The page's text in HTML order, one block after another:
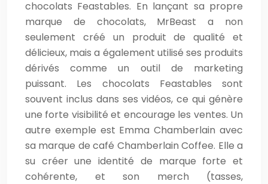
chocolats Feastables. En lançant sa propre
marque de chocolats, MrBeast a non
seulement créé un produit de qualité et
délicieux, mais a également utilisé ses produits
dérivés comme un outil de marketing
puissant. Les chocolats Feastables sont
souvent inclus dans ses vidéos, ce qui génère
une forte visibilité et encourage les ventes. Un
autre exemple est Emma Chamberlain avec
sa marque de café Chamberlain Coffee. Elle a
su créer une identité de marque forte et
cohérente, et son merch (tasses,